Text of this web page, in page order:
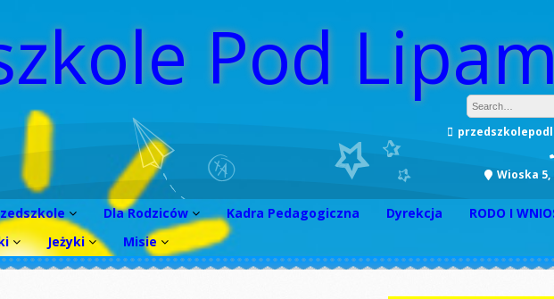
Pod
Wioska 5,
o
Dla Rodziców
WNIOSEK 2026/2027
Wniosek
Kadra Pedagogiczna Dyrekcja
RODO I
Zarządzenie
Jeżyki
Sadzenie fasoli i
Misie
Dzień kobiet